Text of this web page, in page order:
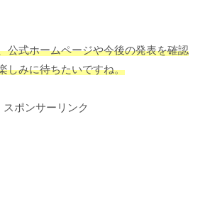
公式ホームページや今後の発表を確認
しみに待ちたいですね。
スポンサーリンク